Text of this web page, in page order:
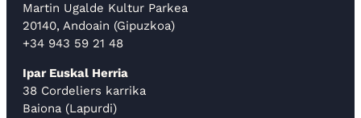
Martin Ugalde Kultur Parkea
20140, Andoain (Gipuzkoa)
+34 943 59 21 48
Ipar Euskal Herria
38 Cordeliers karrika
Baiona (Lapurdi)